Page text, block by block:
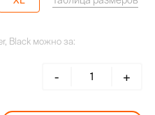
Black можно за:
- +